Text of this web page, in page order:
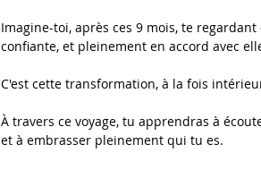
Imagine-toi, après ces 9 mois, te
confiante, et pleinement en accord avec
C'est cette transformation, à la fois
À travers ce voyage, tu apprendras à
et à embrasser pleinement qui tu es.